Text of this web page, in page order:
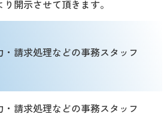
開示させて頂きます。
・請求処理などの事務スタッフ
・請求処理などの事務スタッフ